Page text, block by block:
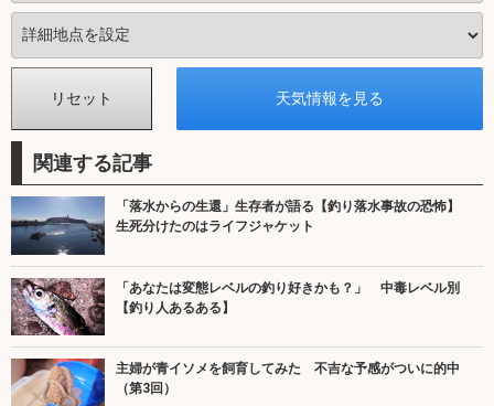
関連する記事
「落水からの生還」生存者が語る【釣り落水事故の恐怖】
生死分けたのはライフジャケット
「あなたは変態レベルの釣り好きかも？」 中毒レベル別
【釣り人あるある】
主婦が青イソメを飼育してみた 不吉な予感がついに的中
（第3回）